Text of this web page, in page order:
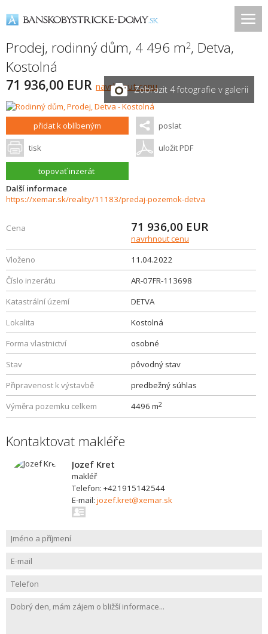
Prodej, rodinný dům, 4 496 m2, Detva,
Kostolná
71 936,00 EUR navrhnout cenuZobrazit 4 fotografie v galerii
přidat k oblíbeným poslat
tisk uložit PDF
topovať inzerát
Další informace
https://xemar.sk/reality/11183/predaj-pozemok-detva
Cena 71 936,00 EUR
navrhnout cenu
Vloženo
11.04.2022
Číslo inzerátu
AR-07FR-113698
Katastrální území
DETVA
Lokalita
Kostolná
Forma vlastnictví
osobné
Stav
pôvodný stav
Připravenost k výstavbě
predbežný súhlas
Výměra pozemku celkem
4496 m2
Kontaktovat makléře
Jozef Kret
makléř
Telefon: +421915142544
E-mail: jozef.kret@xemar.sk